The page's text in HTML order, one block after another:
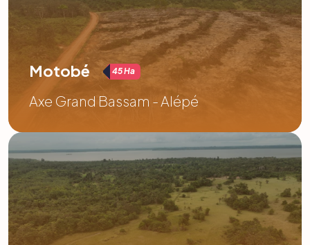
Motobé 45 Ha
Axe Grand Bassam - Alépé